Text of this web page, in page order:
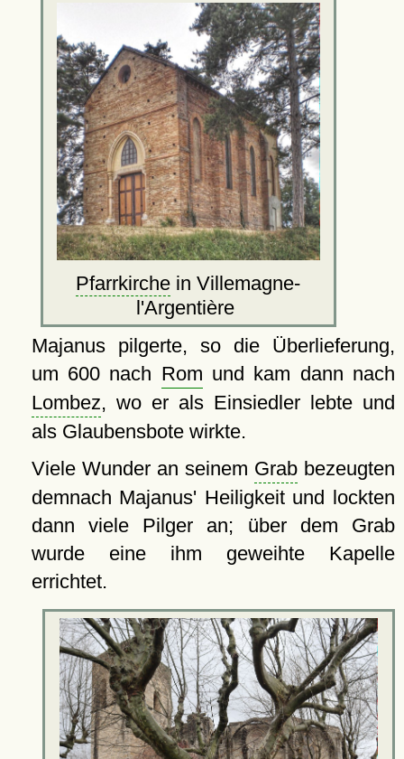
Pfarrkirche in Villemagne-
l'Argentière
Majanus pilgerte, so die Überlieferung,
um 600 nach Rom und kam dann nach
Lombez, wo er als Einsiedler lebte und
als Glaubensbote wirkte.
Viele Wunder an seinem Grabbezeugten
demnach Majanus' Heiligkeit und lockten
dann viele Pilger an; über dem Grab
wurde eine ihm geweihte Kapelle
errichtet.